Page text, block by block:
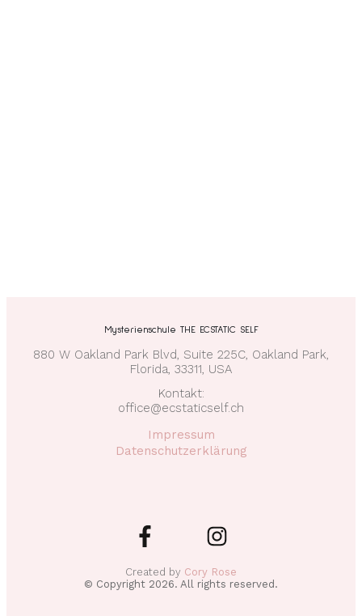
Mysterienschule THE ECSTATIC SELF
880 W Oakland Park Blvd, Suite 225C, Oakland Park,
Florida, 33311, USA
Kontakt:
office@ecstaticself.ch
Impressum
Datenschutzerklärung
Created by Cory Rose
© Copyright 2026. All rights reserved.